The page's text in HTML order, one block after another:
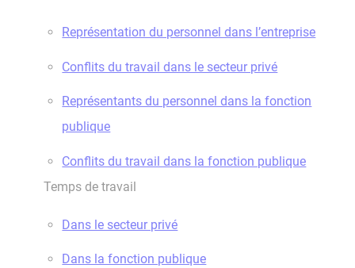
Représentation du personnel dans l’entreprise
Conflits du travail dans le secteur privé
Représentants du personnel dans la fonction
publique
Conflits du travail dans la fonction publique
Temps de travail
Dans le secteur privé
Dans la fonction publique